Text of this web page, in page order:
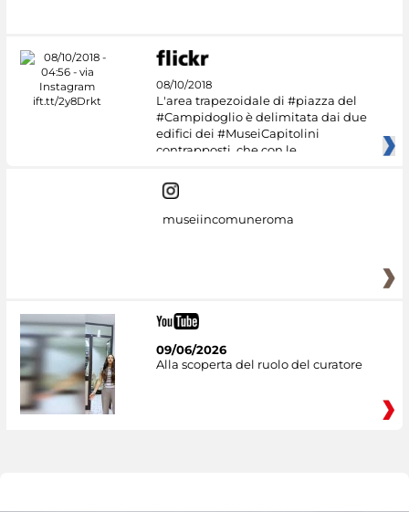
08/10/2018
L'area trapezoidale di #piazza del
#Campidoglio è delimitata dai due
edifici dei #MuseiCapitolini
contrapposti, che con le
museiincomuneroma
09/06/2026
Alla scoperta del ruolo del curatore